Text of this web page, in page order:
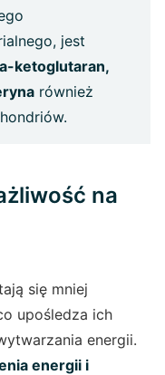
jest
ketoglutaran,
również
na
się mniej
upośledza ich
energii.
energii i